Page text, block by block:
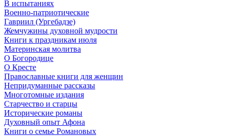
В испытаниях
Военно-патриотические
Гавриил (Ургебадзе)
Жемчужины духовной мудрости
Книги к праздникам июля
Материнская молитва
О Богородице
О Кресте
Православные книги для женщин
Непридуманные рассказы
Многотомные издания
Старчество и старцы
Исторические романы
Духовный опыт Афона
Книги о семье Романовых